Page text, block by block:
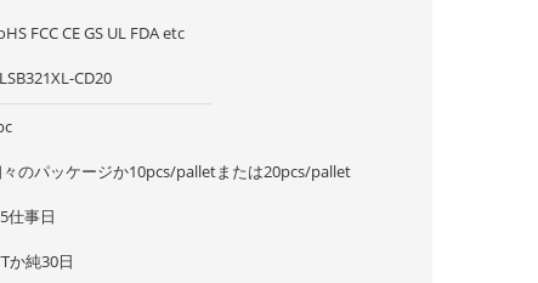
FCC CE GS UL FDA etc
CD20
のパッケージか10pcs/palletまたは20pcs/pallet
仕事日
か純30日